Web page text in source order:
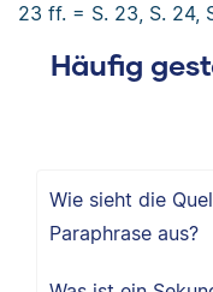
23 ff. = S. 23, S. 24,
Häufig
Wie sieht die
Paraphrase aus?